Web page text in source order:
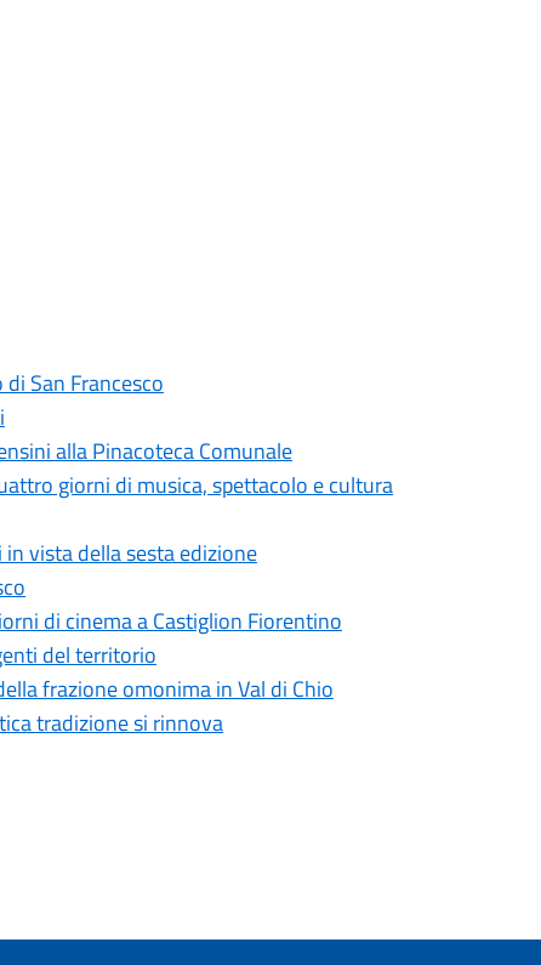
San Francesco
alla Pinacoteca Comunale
giorni di musica, spettacolo e cultura
vista della sesta edizione
di cinema a Castiglion Fiorentino
del territorio
frazione omonima in Val di Chio
tradizione si rinnova